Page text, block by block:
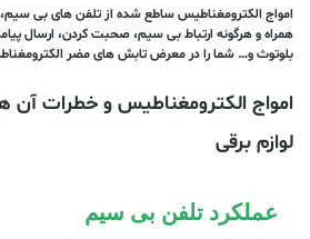
امواج الکترومغناطیس ساطع شده از تلفن های بی
همراه و هرگونه ارتباط بی سیم، صحبت کردن، ارسال
بلوتوث و… شما را در معرض تابش های مضر
امواج الکترومغناطیس و خطرات آن
لوازم برقی
عملکرد تلفن بی سیم